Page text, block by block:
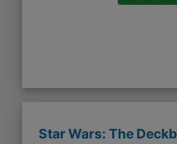
Star Wars: The